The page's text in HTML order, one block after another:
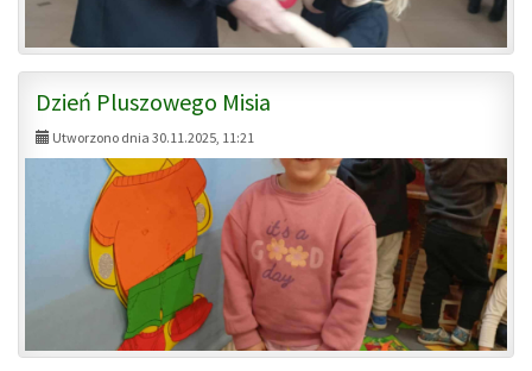
Dzień Pluszowego Misia
Utworzono dnia 30.11.2025, 11:21